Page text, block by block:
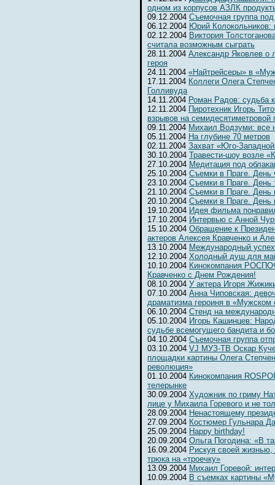
одном из корпусов АЗЛК
09.12.2004 Съемочная группа
06.12.2004 Юрий Колокольников:
02.12.2004 Виктория
считала возможным сыграть
28.11.2004 Александр Яковлев о
героя
24.11.2004 «Найтрейсеры» в
17.11.2004 Коллеги Олега
Голливуда
14.11.2004 Роман Радов: судьба
12.11.2004 Пиротехник Игорь
взрывов на семидесятиметровой
09.11.2004 Михаил Водзуми: все
05.11.2004 На глубине 70 метров
02.11.2004 Захват «Юго-
30.10.2004 Травести-шоу возле
27.10.2004 Медитация под
25.10.2004 Съемки в Праге. День
23.10.2004 Съемки в Праге. День
21.10.2004 Съемки в Праге. День
20.10.2004 Съемки в Праге. День
19.10.2004 Идея фильма
17.10.2004 Интервью с Анной
15.10.2004 Обращение к
актеров Алексея Кравченко и
13.10.2004 Международный
12.10.2004 Холодный душ для
10.10.2004 Кинокомпания
Кравченко с Днем Рождения!
08.10.2004 У актера Игоря
07.10.2004 Анна Чиповская:
драматизма героиня в «Мужском
06.10.2004 Cтенд на
05.10.2004 Игорь Кашинцев:
судьбе всемогущего бандита и
04.10.2004 Съемочная группа
03.10.2004 VJ МУЗ-ТВ Оскар
площадки картины Олега
революция»
01.10.2004 Кинокомпания
телерынке
30.09.2004 Художник по гриму
лице у Михаила Горевого и не
28.09.2004 Ненастоящему
27.09.2004 Костюмер Гульнара
25.09.2004 Happy birthday!
20.09.2004 Ольга Погодина: «В
16.09.2004 Рискуя своей
трюка на «троечку»
13.09.2004 Михаил Горевой:
10.09.2004 В съемках картины